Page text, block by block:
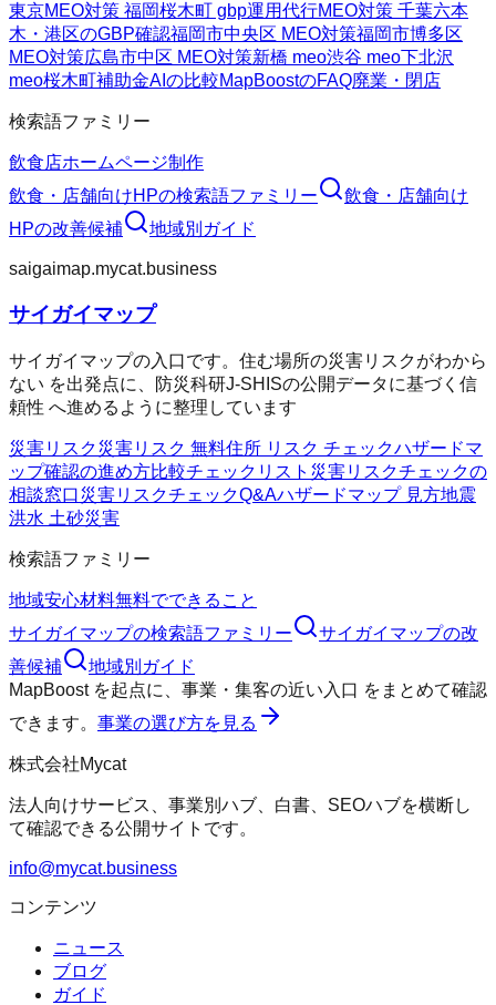
東京MEO対策 福岡桜木町 gbp運用代行MEO対策 千葉六本
木・港区のGBP確認福岡市中央区 MEO対策福岡市博多区
MEO対策広島市中区 MEO対策新橋 meo渋谷 meo下北沢
meo桜木町補助金AIの比較MapBoostのFAQ廃業・閉店
検索語ファミリー
飲食店ホームページ制作
飲食・店舗向けHPの検索語ファミリー
飲食・店舗向け
HPの改善候補 地域別ガイド
saigaimap.mycat.business
サイガイマップ
サイガイマップの入口です。住む場所の災害リスクがわから
ない を出発点に、防災科研J-SHISの公開データに基づく信
頼性 へ進めるように整理しています
災害リスク災害リスク 無料住所 リスク チェックハザードマ
ップ確認の進め方比較チェックリスト 災害リスクチェックの
相談窓口災害リスクチェックQ&Aハザードマップ 見方地震
洪水 土砂災害
検索語ファミリー
地域安心材料無料でできること
サイガイマップの検索語ファミリー サイガイマップの改
善候補
地域別ガイド
MapBoostを起点に、 事業・集客の近い入口 をまとめて確認
できます。 事業の選び方を見る
株式会社Mycat
法人向けサービス、事業別ハブ、白書、SEOハブを横断し
て確認できる公開サイトです。
info@mycat.business
コンテンツ
ニュース
ブログ
ガイド